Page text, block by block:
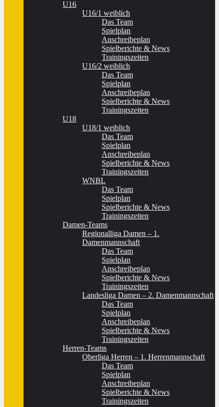
U16
U16/1 weiblich
Das Team
Spielplan
Anschreibeplan
Spielberichte & News
Trainingszeiten
U16/2 weiblich
Das Team
Spielplan
Anschreibeplan
Spielberichte & News
Trainingszeiten
U18
U18/1 weiblich
Das Team
Spielplan
Anschreibeplan
Spielberichte & News
Trainingszeiten
WNBL
Das Team
Spielplan
Spielberichte & News
Trainingszeiten
Damen-Teams
Regionalliga Damen – 1.
Damenmannschaft
Das Team
Spielplan
Anschreibeplan
Spielberichte & News
Trainingszeiten
Landesliga Damen – 2. Damenmannschaft
Das Team
Spielplan
Anschreibeplan
Spielberichte & News
Trainingszeiten
Herren-Teams
Oberliga Herren – 1. Herrenmannschaft
Das Team
Spielplan
Anschreibeplan
Spielberichte & News
Trainingszeiten